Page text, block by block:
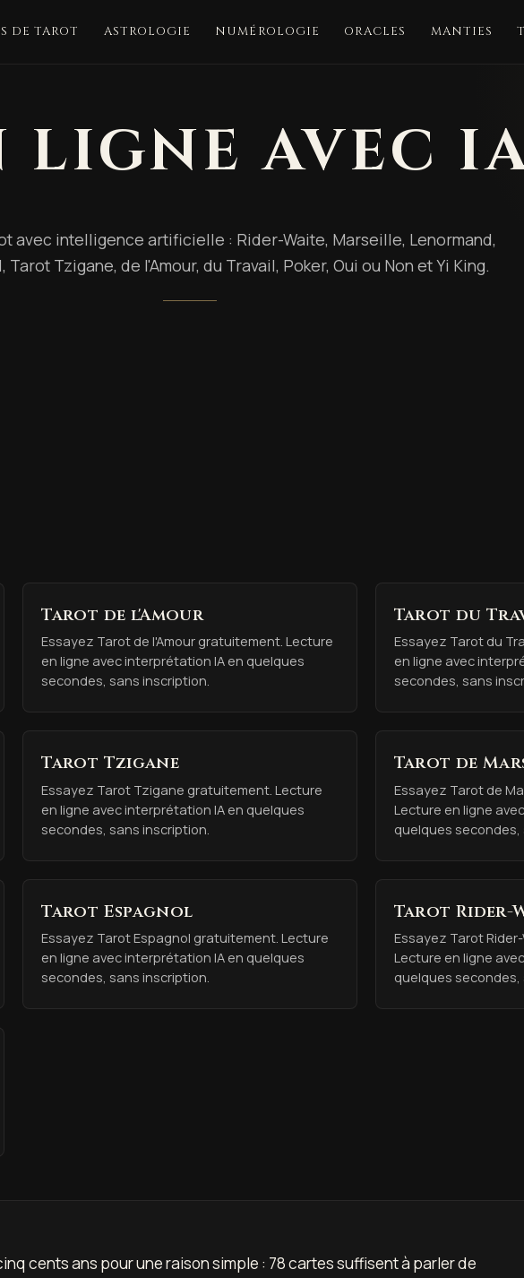
DE TAROT ASTROLOGIE NUMÉROLOGIE ORACLES MANTIES
LIGNE AVEC
avec intelligence artificielle : Rider-Waite, Marseille, Lenormand,
Tarot Tzigane, de l'Amour, du Travail, Poker, Oui ou Non et Yi King.
Tarot de l'Amour
Essayez Tarot de l'Amour gratuitement. Lecture
en ligne avec interprétation IA en quelques
secondes, sans inscription.
Tarot du
Essayez Tarot du
en ligne avec
secondes, sans
Tarot Tzigane
Essayez Tarot Tzigane gratuitement. Lecture
en ligne avec interprétation IA en quelques
secondes, sans inscription.
Tarot de
Essayez Tarot de
Lecture en ligne
quelques secondes,
Tarot Espagnol
Essayez Tarot Espagnol gratuitement. Lecture
en ligne avec interprétation IA en quelques
secondes, sans inscription.
Tarot Rider-
Essayez Tarot
Lecture en ligne
quelques secondes,
cents ans pour une raison simple : 78 cartes suffisent à parler de